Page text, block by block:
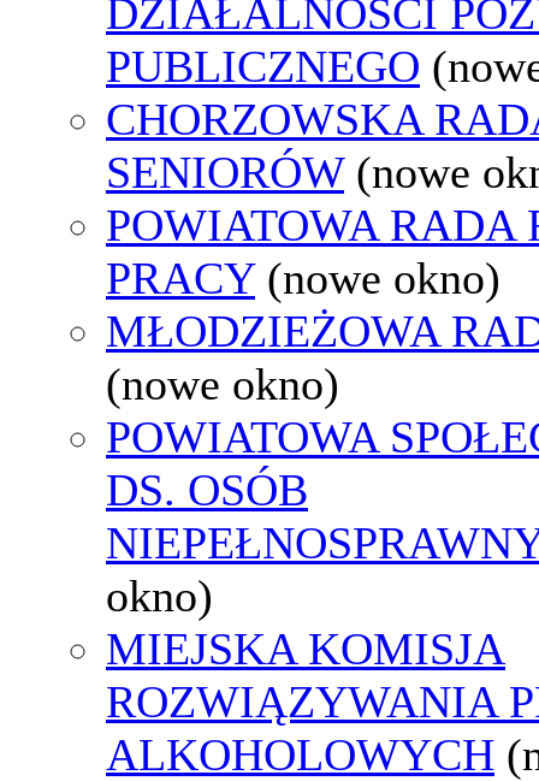
DZIAŁALNOŚCI
PUBLICZNEGO
CHORZOWSKA
SENIORÓW (nowe
POWIATOWA RADA
PRACY (nowe okno)
MŁODZIEŻOWA
(nowe okno)
POWIATOWA
DS. OSÓB
okno)
MIEJSKA KOMISJA
ROZWIĄZYWANIA
ALKOHOLOWYCH